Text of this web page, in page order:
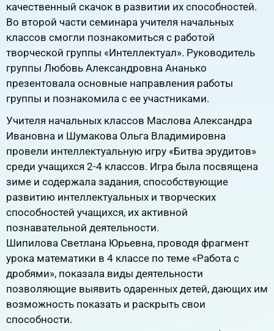
качественный скачок в развитии их способностей.
Во второй части семинара учителя начальных
классов смогли познакомиться с работой
творческой группы «Интеллектуал». Руководитель
группы Любовь Александровна Ананько
презентовала основные направления работы
группы и познакомила с ее участниками.
Учителя начальных классов Маслова Александра
Ивановна и Шумакова Ольга Владимировна
провели интеллектуальную игру «Битва эрудитов»
среди учащихся 2-4 классов. Игра была посвящена
зиме и содержала задания, способствующие
развитию интеллектуальных и творческих
способностей учащихся, их активной
познавательной деятельности.
Шипилова Светлана Юрьевна, проводя фрагмент
урока математики в 4 классе по теме «Работа с
дробями», показала виды деятельности
позволяющие выявить одаренных детей, дающих им
возможность показать и раскрыть свои
способности.